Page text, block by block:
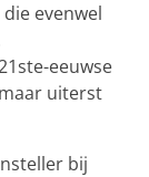
evenwel
eeuwse
uiterst
bij